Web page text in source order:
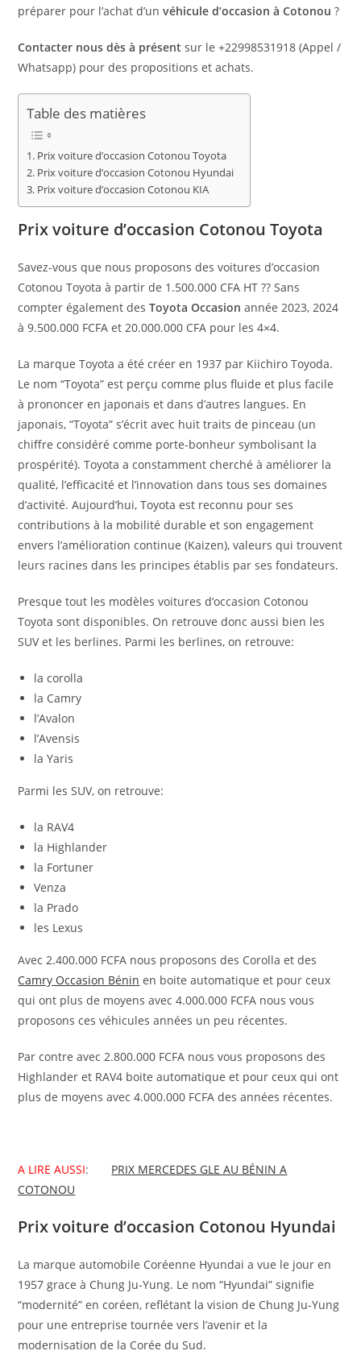
préparer pour l’achat d’unvéhicule d’occasion à Cotonou ?
Contacter nous dès à présent sur le +22998531918 (Appel /
Whatsapp) pour des propositions et achats.
Table des matières
Prix voiture d’occasion Cotonou Toyota
Prix voiture d’occasion Cotonou Hyundai
Prix voiture d’occasion Cotonou KIA
Prix voiture d’occasion Cotonou Toyota
Savez-vous que nous proposons des voitures d’occasion
Cotonou Toyota à partir de 1.500.000 CFA HT ?? Sans
compter également desToyota Occasion année 2023, 2024
à 9.500.000 FCFA et 20.000.000 CFA pour les 4×4.
La marque Toyota a été créer en 1937 par Kiichiro Toyoda.
Le nom “Toyota” est perçu comme plus fluide et plus facile
à prononcer en japonais et dans d’autres langues. En
japonais, “Toyota” s’écrit avec huit traits de pinceau (un
chiffre considéré comme porte-bonheur symbolisant la
prospérité). Toyota a constamment cherché à améliorer la
qualité, l’efficacité et l’innovation dans tous ses domaines
d’activité. Aujourd’hui, Toyota est reconnu pour ses
contributions à la mobilité durable et son engagement
envers l’amélioration continue (Kaizen), valeurs qui trouvent
leurs racines dans les principes établis par ses fondateurs.
Presque tout les modèles voitures d’occasion Cotonou
Toyota sont disponibles. On retrouve donc aussi bien les
SUV et les berlines. Parmi les berlines, on retrouve:
la corolla
la Camry
l’Avalon
l’Avensis
la Yaris
Parmi les SUV, on retrouve:
la RAV4
la Highlander
la Fortuner
Venza
la Prado
les Lexus
Avec 2.400.000 FCFA nous proposons des Corolla et des
Camry Occasion Bénin en boite automatique et pour ceux
qui ont plus de moyens avec 4.000.000 FCFA nous vous
proposons ces véhicules années un peu récentes.
Par contre avec 2.800.000 FCFA nous vous proposons des
Highlander et RAV4 boite automatique et pour ceux qui ont
plus de moyens avec 4.000.000 FCFA des années récentes.
A LIRE AUSSI: PRIX MERCEDES GLE AU BÉNIN A
COTONOU
Prix voiture d’occasion Cotonou Hyundai
La marque automobile Coréenne Hyundai a vue le jour en
1957 grace à Chung Ju-Yung. Le nom “Hyundai” signifie
“modernité” en coréen, reflétant la vision de Chung Ju-Yung
pour une entreprise tournée vers l’avenir et la
modernisation de la Corée du Sud.